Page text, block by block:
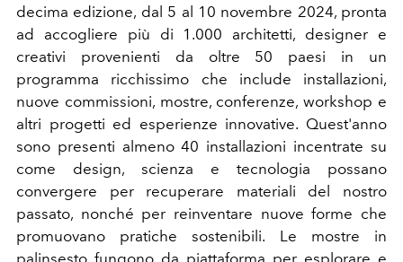
decima edizione, dal 5 al 10 novembre 2024, pronta
ad accogliere più di 1.000 architetti, designer e
creativi provenienti da oltre 50 paesi in un
programma ricchissimo che include installazioni,
nuove commissioni, mostre, conferenze, workshop e
altri progetti ed esperienze innovative. Quest'anno
sono presenti almeno 40 installazioni incentrate su
come design, scienza e tecnologia possano
convergere per recuperare materiali del nostro
passato, nonché per reinventare nuove forme che
promuovano pratiche sostenibili. Le mostre in